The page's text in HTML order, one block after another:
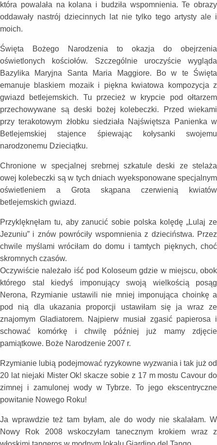
która powalała na kolana i budziła wspomnienia. Te obrazy
oddawały nastrój dziecinnych lat nie tylko tego artysty ale i
moich.
Święta Bożego Narodzenia to okazja do obejrzenia
oświetlonych kościołów. Szczególnie uroczyście wygląda
Bazylika Maryjna Santa Maria Maggiore. Bo w te Święta
emanuje blaskiem mozaik i piękna kwiatowa kompozycja z
gwiazd betlejemskich. Tu przecież w krypcie pod ołtarzem
przechowywane są deski bożej kolebeczki. Przed wiekami
przy terakotowym żłobku siedziała Najświętsza Panienka w
Betlejemskiej stajence śpiewając kołysanki swojemu
narodzonemu Dzieciątku.
Chronione w specjalnej srebrnej szkatule deski ze stelaża
owej kolebeczki są w tych dniach wyeksponowane specjalnym
oświetleniem a Grota skąpana czerwienią kwiatów
betlejemskich gwiazd.
Przyklęknęłam tu, aby zanucić sobie polska kolędę „Lulaj ze
Jezuniu” i znów powróciły wspomnienia z dzieciństwa. Przez
chwile myślami wróciłam do domu i tamtych pięknych, choć
skromnych czasów.
Oczywiście należało iść pod Koloseum gdzie w miejscu, obok
którego stal kiedyś imponujący swoją wielkością posąg
Nerona, Rzymianie ustawili nie mniej imponująca choinkę a
pod nią dla ukazania proporcji ustawiłam się ja wraz ze
znajomym Gladiatorem. Najpierw musiał zgasić papierosa i
schować komórkę i chwilę później już mamy zdjęcie
pamiątkowe. Boże Narodzenie 2007 r.
Rzymianie lubią podejmować ryzykowne wyzwania i tak już od
20 lat niejaki Mister Ok! skacze sobie z 17 m mostu Cavour do
zimnej i zamulonej wody w Tybrze. To jego ekscentryczne
powitanie Nowego Roku!
Ja wprawdzie też tam byłam, ale do wody nie skalałam. W
Nowy Rok 2008 wskoczyłam tanecznym krokiem wraz z